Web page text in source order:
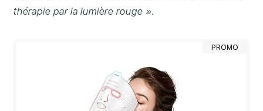
thérapie par la lumière rouge ».
PROMO